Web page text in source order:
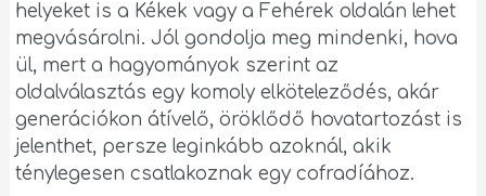
helyeket is a Kékek vagy a Fehérek oldalán lehet
megvásárolni. Jól gondolja meg mindenki, hova
ül, mert a hagyományok szerint az
oldalválasztás egy komoly elköteleződés, akár
generációkon átívelő, öröklődő hovatartozást is
jelenthet, persze leginkább azoknál, akik
ténylegesen csatlakoznak egy cofradíához.